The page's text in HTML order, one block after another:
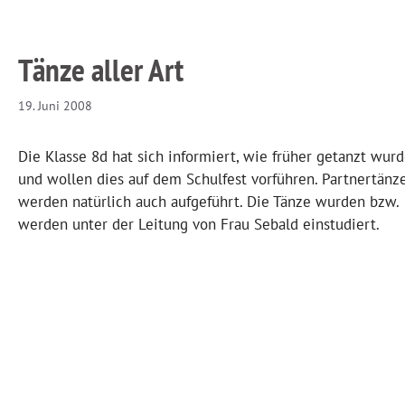
Tänze aller Art
19. Juni 2008
Die Klasse 8d hat sich informiert, wie früher getanzt
und wollen dies auf dem Schulfest vorführen.
werden natürlich auch aufgeführt. Die Tänze wurden bzw.
werden unter der Leitung von Frau Sebald einstudiert.